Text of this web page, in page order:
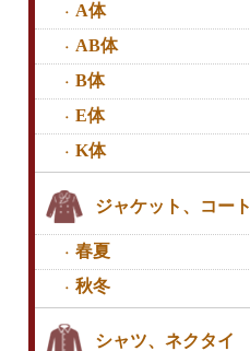
A体
AB体
B体
E体
K体
ジャケット、コート
春夏
秋冬
シャツ、ネクタイ